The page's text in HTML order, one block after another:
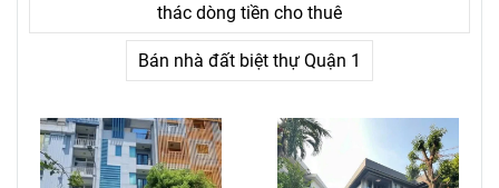
thác dòng tiền cho thuê
Bán nhà đất biệt thự Quận 1